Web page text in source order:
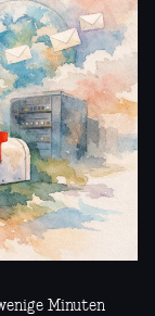
Minuten